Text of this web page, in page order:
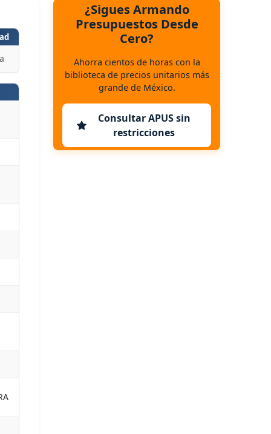
¿Sigues Armando
Presupuestos Desde
Cero?
Ahorra cientos de horas con la
biblioteca de precios unitarios más
grande de México.
Consultar APUS sin
restricciones